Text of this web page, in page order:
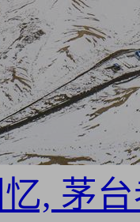
, 茅